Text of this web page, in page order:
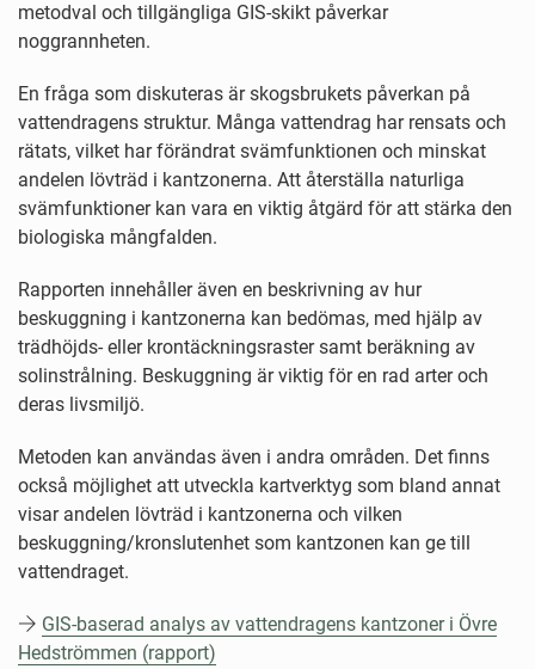
metodval och tillgängliga GIS-skikt påverkar
noggrannheten.
En fråga som diskuteras är skogsbrukets påverkan på
vattendragens struktur. Många vattendrag har rensats och
rätats, vilket har förändrat svämfunktionen och minskat
andelen lövträd i kantzonerna. Att återställa naturliga
svämfunktioner kan vara en viktig åtgärd för att stärka den
biologiska mångfalden.
Rapporten innehåller även en beskrivning av hur
beskuggning i kantzonerna kan bedömas, med hjälp av
trädhöjds- eller krontäckningsraster samt beräkning av
solinstrålning. Beskuggning är viktig för en rad arter och
deras livsmiljö.
Metoden kan användas även i andra områden. Det finns
också möjlighet att utveckla kartverktyg som bland annat
visar andelen lövträd i kantzonerna och vilken
beskuggning/kronslutenhet som kantzonen kan ge till
vattendraget.
GIS-baserad analys av vattendragens kantzoner i Övre
Hedströmmen (rapport)